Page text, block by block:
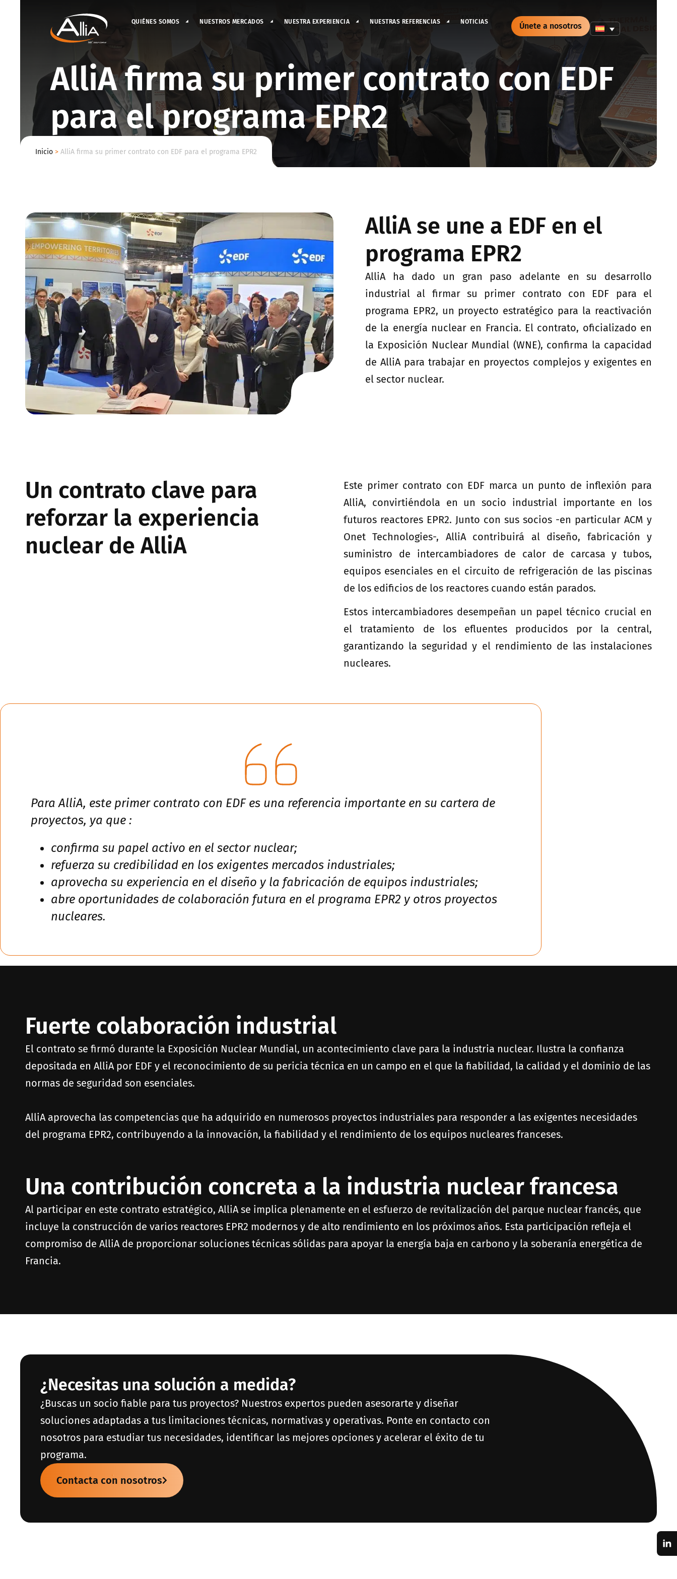
QUIÉNES SOMOS NUESTROS MERCADOS NUESTRA EXPERIENCIA NUESTRAS REFERENCIAS NOTICIAS Únete a nosotros
AlliA firma su primer contrato con EDF
para el programa EPR2
Inicio > AlliA firma su primer contrato con EDF para el programa EPR2
AlliA se une a EDF en el
programa EPR2
AlliA ha dado un gran paso adelante en su desarrollo
industrial al firmar su primer contrato con EDF para el
programa EPR2, un proyecto estratégico para la reactivación
de la energía nuclear en Francia. El contrato, oficializado en
la Exposición Nuclear Mundial (WNE), confirma la capacidad
de AlliA para trabajar en proyectos complejos y exigentes en
el sector nuclear.
Un contrato clave para
reforzar la experiencia
nuclear de AlliA
Este primer contrato con EDF marca un punto de inflexión para
AlliA, convirtiéndola en un socio industrial importante en los
futuros reactores EPR2. Junto con sus socios -en particular ACM y
Onet Technologies-, AlliA contribuirá al diseño, fabricación y
suministro de intercambiadores de calor de carcasa y tubos,
equipos esenciales en el circuito de refrigeración de las piscinas
de los edificios de los reactores cuando están parados.
Estos intercambiadores desempeñan un papel técnico crucial en
el tratamiento de los efluentes producidos por la central,
garantizando la seguridad y el rendimiento de las instalaciones
nucleares.
Para AlliA, este primer contrato con EDF es una referencia importante en su cartera de
proyectos, ya que :
confirma su papel activo en el sector nuclear;
refuerza su credibilidad en los exigentes mercados industriales;
aprovecha su experiencia en el diseño y la fabricación de equipos industriales;
abre oportunidades de colaboración futura en el programa EPR2 y otros proyectos
nucleares.
Fuerte colaboración industrial
El contrato se firmó durante la Exposición Nuclear Mundial, un acontecimiento clave para la industria nuclear. Ilustra la confianza
depositada en AlliA por EDF y el reconocimiento de su pericia técnica en un campo en el que la fiabilidad, la calidad y el dominio de las
normas de seguridad son esenciales.
AlliA aprovecha las competencias que ha adquirido en numerosos proyectos industriales para responder a las exigentes necesidades
del programa EPR2, contribuyendo a la innovación, la fiabilidad y el rendimiento de los equipos nucleares franceses.
Una contribución concreta a la industria nuclear francesa
Al participar en este contrato estratégico, AlliA se implica plenamente en el esfuerzo de revitalización del parque nuclear francés, que
incluye la construcción de varios reactores EPR2 modernos y de alto rendimiento en los próximos años. Esta participación refleja el
compromiso de AlliA de proporcionar soluciones técnicas sólidas para apoyar la energía baja en carbono y la soberanía energética de
Francia.
¿Necesitas una solución a medida?
¿Buscas un socio fiable para tus proyectos? Nuestros expertos pueden asesorarte y diseñar
soluciones adaptadas a tus limitaciones técnicas, normativas y operativas. Ponte en contacto con
nosotros para estudiar tus necesidades, identificar las mejores opciones y acelerar el éxito de tu
programa.
Contacta con nosotros